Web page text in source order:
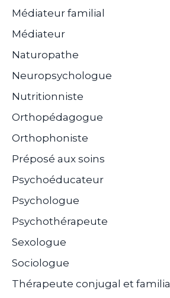
Médiateur familial
Médiateur
Naturopathe
Neuropsychologue
Nutritionniste
Orthopédagogue
Orthophoniste
Préposé aux soins
Psychoéducateur
Psychologue
Psychothérapeute
Sexologue
Sociologue
Thérapeute conjugal et familial